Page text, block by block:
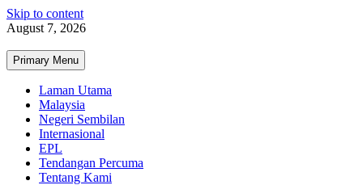
Skip to content
August 7, 2026
Primary Menu
Laman Utama
Malaysia
Negeri Sembilan
Internasional
EPL
Tendangan Percuma
Tentang Kami